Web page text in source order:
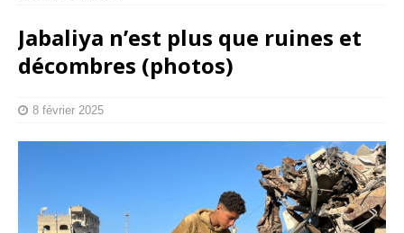
Jabaliya n’est plus que ruines et
décombres (photos)
8 février 2025